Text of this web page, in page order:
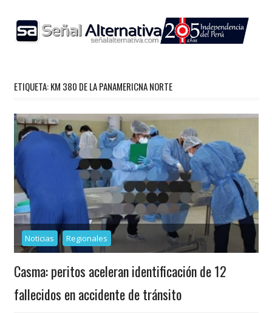
content
ETIQUETA:KM 380 DE LA PANAMERICNA NORTE
Noticias Regionales
Casma: peritos aceleran identificación de 12
fallecidos en accidente de tránsito